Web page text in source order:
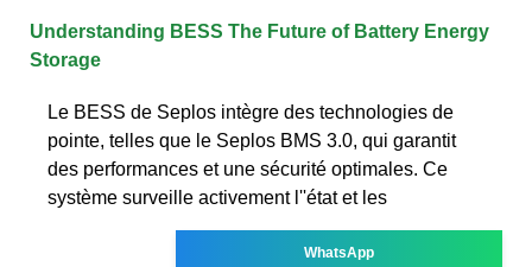
Understanding BESS The Future of Battery Energy
Storage
Le BESS de Seplos intègre des technologies de
pointe, telles que le Seplos BMS 3.0, qui garantit
des performances et une sécurité optimales. Ce
système surveille activement l''état et les
WhatsApp